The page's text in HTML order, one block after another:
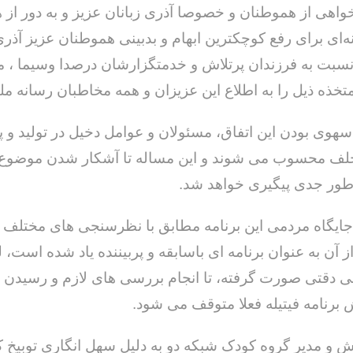
از هموطنان و خصوصا آذری زبانان عزیز و به دور از
برای رفع کوچکترین ابهام و بدبینی هموطنان عزیز
به فرزندان پرتلاش و خدمتگزارشان درصدا وسیما ،
ذیل را به اطلاع این عزیزان و همه مخاطبان رسانه
سهوی بودن این اتفاق، مسئولان و عوامل دخیل در تولید
محسوب می شوند و این مساله تا آشکار شدن
جدی پیگیری خواهد شد.
جایگاه مردمی این برنامه مطابق با نظرسنجی های
آن به عنوان برنامه ای باسابقه و پربیننده یاد شده است،
دقتی صورت گرفته، تا انجام بررسی های لازم و رسیدن
برنامه فیتیله فعلا متوقف می شود.
و مدیر گروه کودک شبکه دو به دلیل سهل انگاری توبیخ
جلوه ای از همدلی و صمیمیت به
سبک و سیاق دوران دفاع مقدس /
از تو